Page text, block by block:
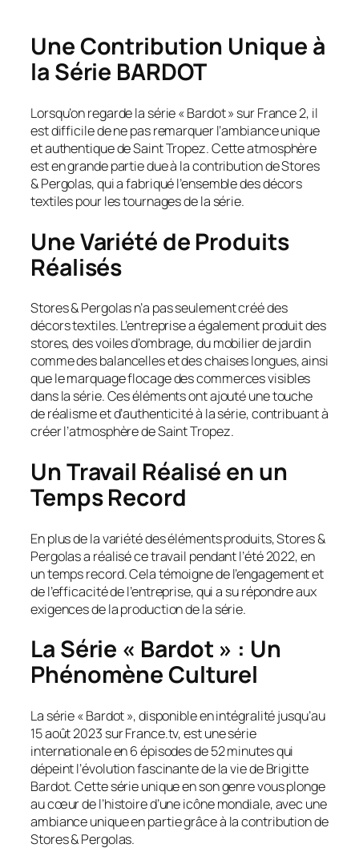
Une Contribution Unique à
la Série BARDOT
Lorsqu’on regarde la série « Bardot » sur France 2, il
est difficile de ne pas remarquer l’ambiance unique
et authentique de Saint Tropez. Cette atmosphère
est en grande partie due à la contribution de Stores
& Pergolas, qui a fabriqué l’ensemble des décors
textiles pour les tournages de la série.
Une Variété de Produits
Réalisés
Stores & Pergolas n’a pas seulement créé des
décors textiles. L’entreprise a également produit des
stores, des voiles d’ombrage, du mobilier de jardin
comme des balancelles et des chaises longues, ainsi
que le marquage flocage des commerces visibles
dans la série. Ces éléments ont ajouté une touche
de réalisme et d’authenticité à la série, contribuant à
créer l’atmosphère de Saint Tropez.
Un Travail Réalisé en un
Temps Record
En plus de la variété des éléments produits, Stores &
Pergolas a réalisé ce travail pendant l’été 2022, en
un temps record. Cela témoigne de l’engagement et
de l’efficacité de l’entreprise, qui a su répondre aux
exigences de la production de la série.
La Série « Bardot » : Un
Phénomène Culturel
La série « Bardot », disponible en intégralité jusqu’au
15 août 2023 sur France.tv, est une série
internationale en 6 épisodes de 52 minutes qui
dépeint l’évolution fascinante de la vie de Brigitte
Bardot. Cette série unique en son genre vous plonge
au cœur de l’histoire d’une icône mondiale, avec une
ambiance unique en partie grâce à la contribution de
Stores & Pergolas.